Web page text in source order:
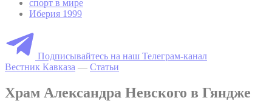
спорт в мире
Иберия 1999
Подписывайтесь на наш Телеграм-канал
Вестник Кавказа — Статьи
Храм Александра Невского в Гяндже